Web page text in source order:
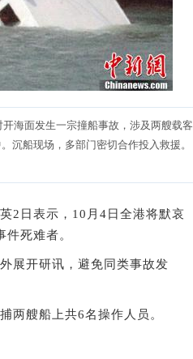
海面发生一宗撞船事故，涉及两艘载客
沉船现场，多部门密切合作投入救援。
2日表示，10月4日全港将默哀
死难者。
开研讯，避免同类事故发
艘船上共6名操作人员。